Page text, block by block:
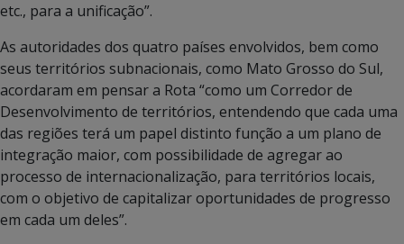
etc., para a unificação”.
As autoridades dos quatro países envolvidos, bem como
seus territórios subnacionais, como Mato Grosso do Sul,
acordaram em pensar a Rota “como um Corredor de
Desenvolvimento de territórios, entendendo que cada uma
das regiões terá um papel distinto função a um plano de
integração maior, com possibilidade de agregar ao
processo de internacionalização, para territórios locais,
com o objetivo de capitalizar oportunidades de progresso
em cada um deles”.